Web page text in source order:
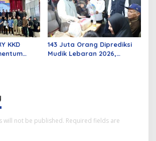
KKD
143 Juta Orang Diprediksi
Mudik Lebaran 2026,
will not be published. Required fields are